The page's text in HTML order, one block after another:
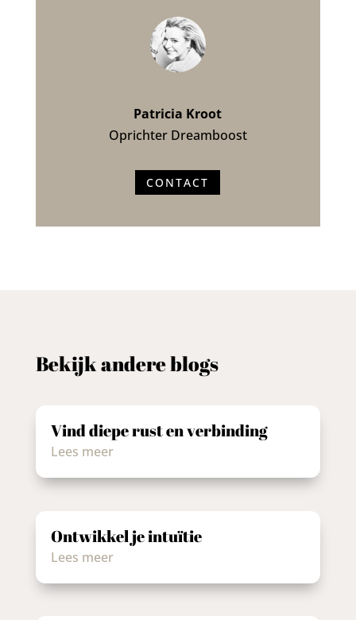
Patricia Kroot
Oprichter Dreamboost
CONTACT
Bekijk andere blogs
Vind diepe rust en verbinding
Lees meer
Ontwikkel je intuïtie
Lees meer